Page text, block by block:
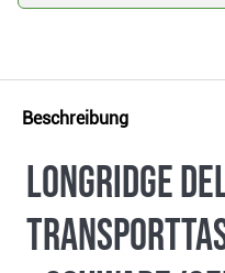
Beschreibung
Longridge